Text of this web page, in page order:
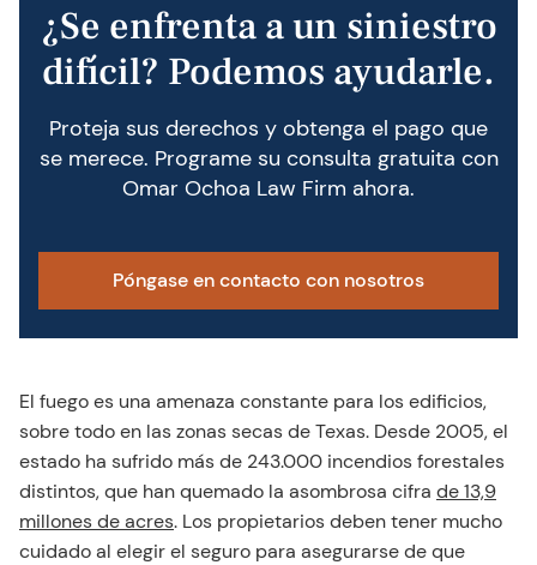
El fuego es una amenaza constante para los edificios,
sobre todo en las zonas secas de Texas. Desde 2005, el
estado ha sufrido más de 243.000 incendios forestales
distintos, que han quemado la asombrosa cifra de 13,9
millones de acres. Los propietarios deben tener mucho
cuidado al elegir el seguro para asegurarse de que
¿Se enfrenta a un siniestro
difícil? Podemos ayudarle.
Proteja sus derechos y obtenga el pago que
se merece. Programe su consulta gratuita con
Omar Ochoa Law Firm ahora.
Póngase en contacto con nosotros